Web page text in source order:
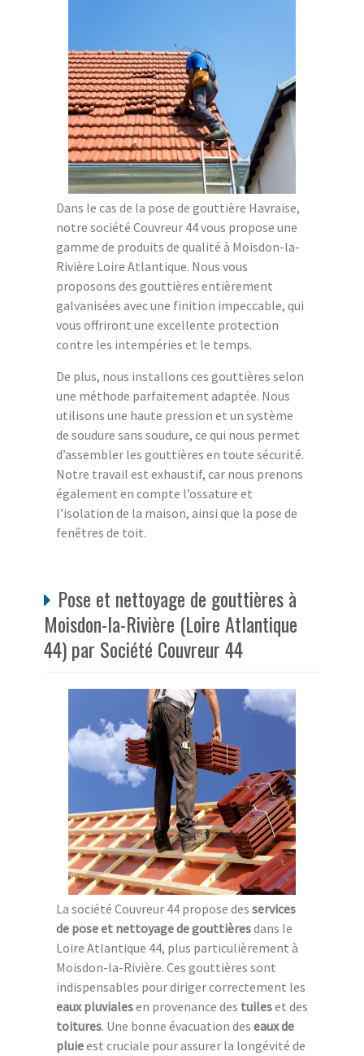
Dans le cas de la pose de gouttière Havraise,
notre société Couvreur 44 vous propose une
gamme de produits de qualité à Moisdon-la-
Rivière Loire Atlantique. Nous vous
proposons des gouttières entièrement
galvanisées avec une finition impeccable, qui
vous offriront une excellente protection
contre les intempéries et le temps.
De plus, nous installons ces gouttières selon
une méthode parfaitement adaptée. Nous
utilisons une haute pression et un système
de soudure sans soudure, ce qui nous permet
d’assembler les gouttières en toute sécurité.
Notre travail est exhaustif, car nous prenons
également en compte l’ossature et
l’isolation de la maison, ainsi que la pose de
fenêtres de toit.
Pose et nettoyage de gouttières à
Moisdon-la-Rivière (Loire Atlantique
44) par Société Couvreur 44
La société Couvreur 44 propose des services
de pose et nettoyage de gouttièresdans le
Loire Atlantique 44, plus particulièrement à
Moisdon-la-Rivière. Ces gouttières sont
indispensables pour diriger correctement les
eaux pluvialesen provenance des tuileset des
toitures. Une bonne évacuation des eaux de
pluieest cruciale pour assurer la longévité de